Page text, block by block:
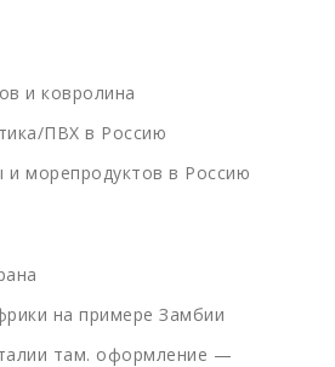
и ковролина
ПВХ в Россию
морепродуктов в Россию
на примере Замбии
там. оформление —